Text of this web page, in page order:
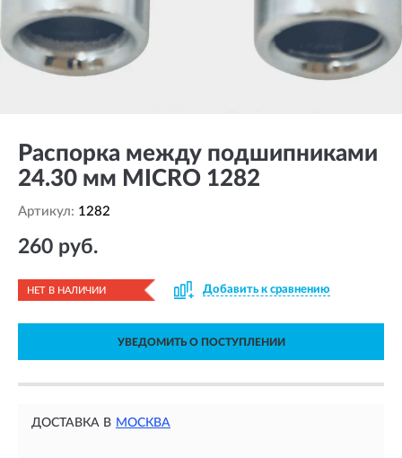
Распорка между подшипниками
24.30 мм MICRO 1282
Артикул: 1282
260 руб.
НЕТ В НАЛИЧИИ Добавить к сравнению
УВЕДОМИТЬ О ПОСТУПЛЕНИИ
ДОСТАВКА В МОСКВА